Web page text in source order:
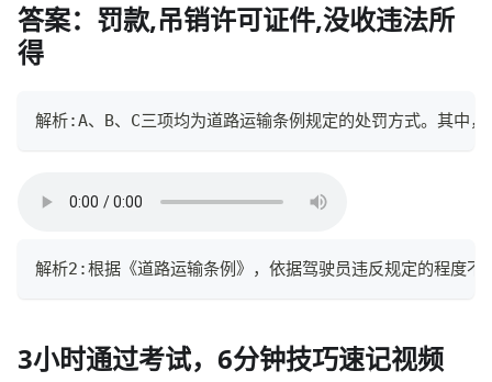
答案：罚款,吊销许可证件,没收违法所
得
解析:A、B、C三项均为道路运输条例规定的处罚方式。其中
解析2:根据《道路运输条例》，依据驾驶员违反规定的程度
3小时通过考试，6分钟技巧速记视频